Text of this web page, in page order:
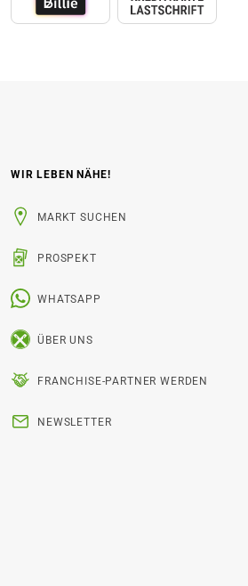
WIR LEBEN NÄHE!
MARKT SUCHEN
PROSPEKT
WHATSAPP
ÜBER UNS
FRANCHISE-PARTNER WERDEN
NEWSLETTER